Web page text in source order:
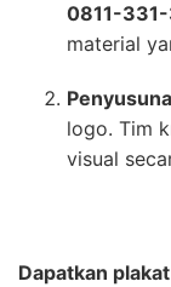
0811-
material
logo. Tim
visual
Dapatkan